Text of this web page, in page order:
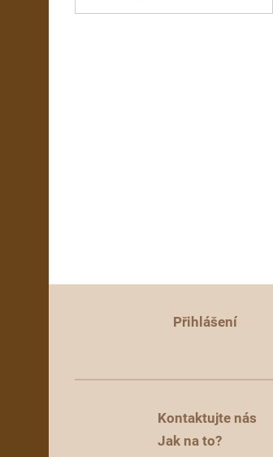
Přihlášení
Kontaktujte nás
Jak na to?